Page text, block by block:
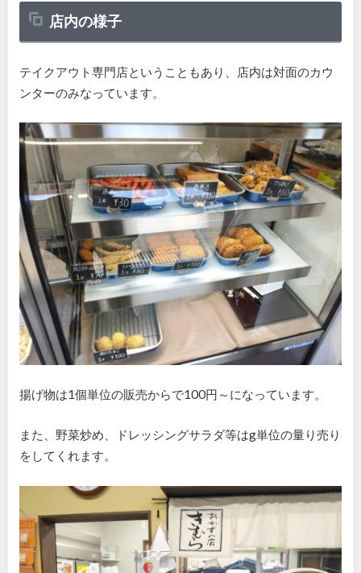
店内の様子
テイクアウト専門店ということもあり、店内は対面のカウ
ンターのみなっています。
揚げ物は1個単位の販売からで100円～になっています。
また、野菜炒め、ドレッシングサラダ等はg単位の量り売り
をしてくれます。